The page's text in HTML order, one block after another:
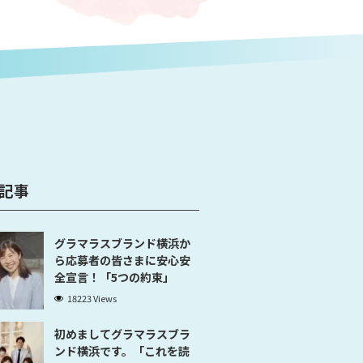
事
グラマラスブランド横浜か
ら応募者の皆さまに安心安
全宣言！「5つの約束」
18223 Views
初めましてグラマラスブラ
ンド横浜です。「これを読